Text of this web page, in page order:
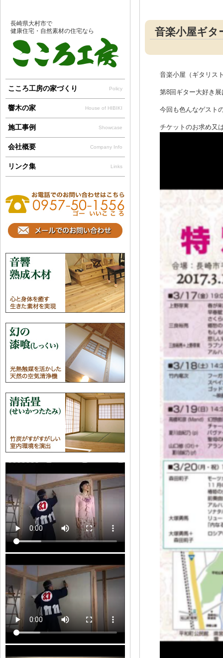
音楽小屋ギタ
音楽小屋（ギタリス
第8回ギター大好き
今回も色んなゲスト
チケットのお求め又
長崎県大村市で
健康住宅・自然素材の住宅なら
こころ工房の家づくり Policy
響木の家 House of HIBIKI
施工事例 Showcase
会社概要 Company Info
リンク集 Links